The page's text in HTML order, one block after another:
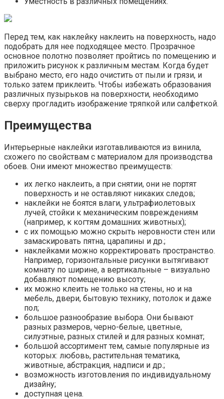
Перед тем, как наклейку наклеить на поверхность, надо
подобрать для нее подходящее место. Прозрачное
основное полотно позволяет пройтись по помещению и
приложить рисунок к различным местам. Когда будет
выбрано место, его надо очистить от пыли и грязи, и
только затем приклеить. Чтобы избежать образования
различных пузырьков на поверхности, необходимо
сверху прогладить изображение тряпкой или салфеткой.
Преимущества
Интерьерные наклейки изготавливаются из винила,
схожего по свойствам с материалом для производства
обоев. Они имеют множество преимуществ:
их легко наклеить, а при снятии, они не портят
поверхность и не оставляют никаких следов;
наклейки не боятся влаги, ультрафиолетовых
лучей, стойки к механическим повреждениям
(например, к когтям домашних животных);
с их помощью можно скрыть неровности стен или
замаскировать пятна, царапины и др.;
наклейками можно корректировать пространство.
Например, горизонтальные рисунки вытягивают
комнату по ширине, а вертикальные – визуально
добавляют помещению высоту;
их можно клеить не только на стены, но и на
мебель, двери, бытовую технику, потолок и даже
пол;
большое разнообразие выбора. Они бывают
разных размеров, черно-белые, цветные,
силуэтные, разных стилей и для разных комнат;
большой ассортимент тем, самые популярные из
которых: любовь, растительная тематика,
животные, абстракция, надписи и др.;
возможность изготовления по индивидуальному
дизайну;
доступная цена.